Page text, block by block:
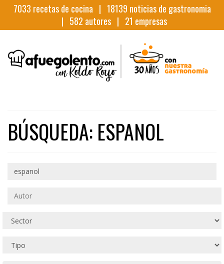
7033 recetas de cocina | 18139 noticias de gastronomia
| 582 autores | 21 empresas
BÚSQUEDA: ESPANOL